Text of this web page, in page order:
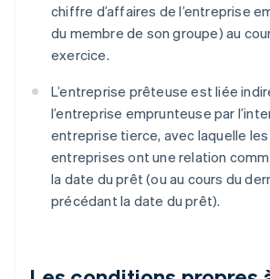
chiffre d’affaires de l’entreprise
du membre de son groupe) au
exercice.
L’entreprise prêteuse est liée
l’entreprise emprunteuse par
entreprise tierce, avec laquelle
entreprises ont une relation
la date du prêt (ou au cours du
précédant la date du prêt).